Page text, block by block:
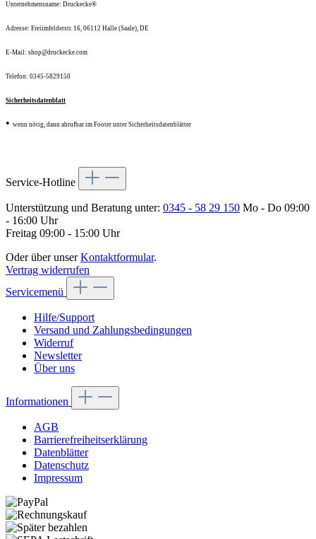
Unternehmensname: Druckecke®
Adresse: Freiimfelderstr. 16, 06112 Halle (Saale), DE
E-Mail: shop@druckecke.com
Telefon: 0345-5829150
Sicherheitsdatenblatt
• wenn nötig, dann abrufbar im Footer unter Sicherheitsdatenblätter
Service-Hotline
Unterstützung und Beratung unter: 0345 - 58 29 150 Mo - Do 09:00
- 16:00 Uhr
Freitag 09:00 - 15:00 Uhr
Oder über unserKontaktformular.
Vertrag widerrufen
Servicemenü
Hilfe/Support
Versand und Zahlungsbedingungen
Widerruf
Newsletter
Über uns
Informationen
AGB
Barrierefreiheitserklärung
Datenblätter
Datenschutz
Impressum